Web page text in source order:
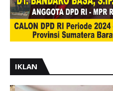
IKLAN